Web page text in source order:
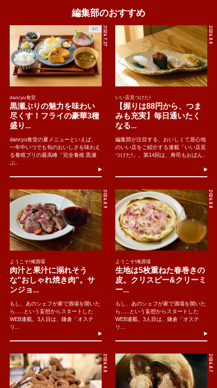
編集部のおすすめ
2026.7.27
AD
dancyu食堂
黒瀬ぶりの魅力を味わい
尽くす！フライの豪華3種
盛り...
dancyu食堂の夏メニューといえば、
一年中いつでも旬のおいしさを味わえ
る養殖ブリの最高峰「完全養殖 黒瀬
ぶ..
2026.8.8
いい店見つけた!
【握りは88円から、つま
みも充実】毎日通いたく
なる...
編集部が注目する、おいしくて居心地
のいい店をご紹介する連載「いい店見
つけた!」。第14回は、寿司もおばん..
2026.8.9
ようこそ!俺酒場
肉汁と果汁に溺れそう
な"おしゃれ焼き肉"。サ
ンジョ...
もし、あのシェフが家で酒場を開いた
ら......という妄想からスタートした
WEB連載。3人目は、鎌倉「オステ
リ...
2026.8.8
ようこそ!俺酒場
生地は5枚重ねた春巻きの
皮。クリスピー&クリーミ
ー...
もし、あのシェフが家で酒場を開いた
ら......という妄想からスタートした
WEB連載。3人目は、鎌倉「オステ
リ...
2026.8.8 2026.8.7